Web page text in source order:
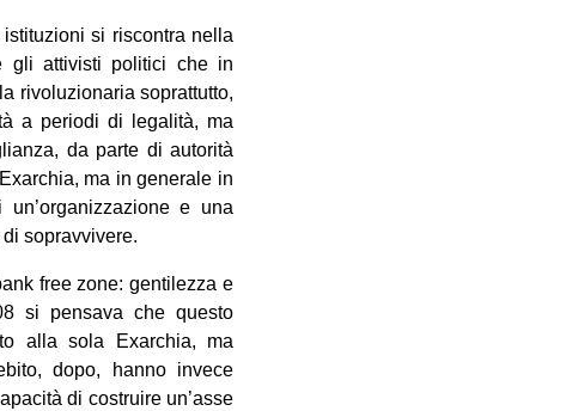
si riscontra nella
gli attivisti politici che in
rivoluzionaria soprattutto,
a periodi di legalità, ma
da parte di autorità
ma in generale in
e una
sopravvivere.
free zone: gentilezza e
si pensava che questo
alla sola Exarchia, ma
dopo, hanno invece
di costruire un’asse